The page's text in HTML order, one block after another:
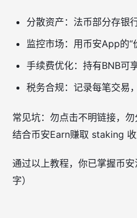
分散资产：法币部分存银
监控市场：用币安App的“
手续费优化：持有BNB可
税务合规：记录每笔交易
常见坑：勿点击不明链接，
结合币安Earn赚取 staking 收
通过以上教程，你已掌握币
字）